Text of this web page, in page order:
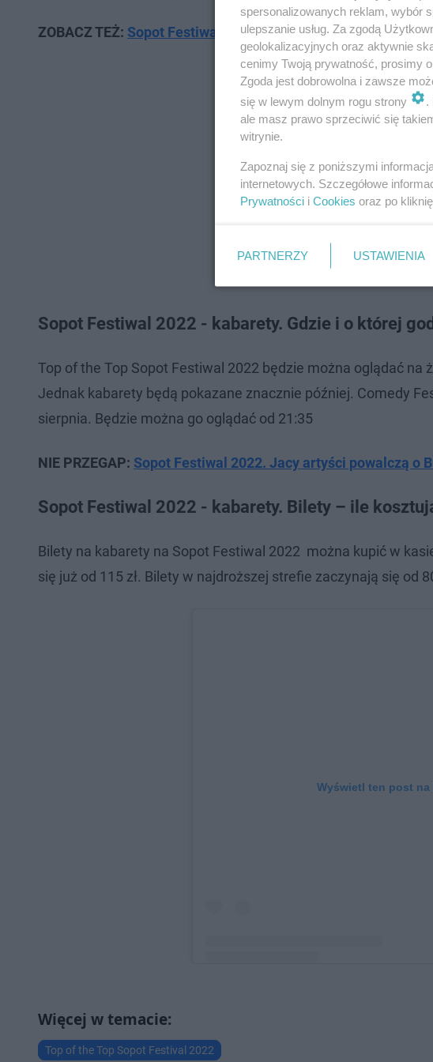
ZOBACZ TEŻ: Sopot Festiwal 2022. Kto wystąpi 16 sierpnia?
Sopot Festiwal 2022 - kabarety. Gdzie i o której
Top of the Top Sopot Festiwal 2022 będzie można oglądać na
Jednak kabarety będą pokazane znacznie później. Comedy
sierpnia. Będzie można go oglądać od 21:35
NIE PRZEGAP: Sopot Festiwal 2022. Jacy artyści powalczą o
Sopot Festiwal 2022 - kabarety. Bilety – ile
Bilety na kabarety na Sopot Festiwal 2022 można kupić w
się już od 115 zł. Bilety w najdroższej strefie zaczynają się od
Wyświetl ten post na
Top of the Top Sopot Festival 2022
spersonalizowanych reklam, wybór
ulepszanie usług. Za zgodą
geolokalizacyjnych oraz aktywnie
cenimy Twoją prywatność, prosimy
Zgoda jest dobrowolna i zawsze
się w lewym dolnym rogu strony
.
ale masz prawo sprzeciwić się
witrynie.
Zapoznaj się z poniższymi
internetowych. Szczegółowe
Prywatności i Cookies oraz po
PARTNERZY USTAWIENIA